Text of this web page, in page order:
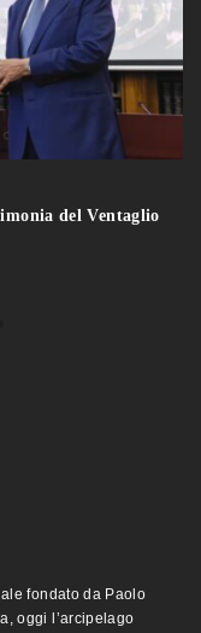
del Ventaglio
fondato da Paolo
oggi l’arcipelago